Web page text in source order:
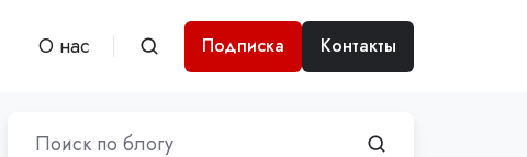
О нас Подписка Контакты